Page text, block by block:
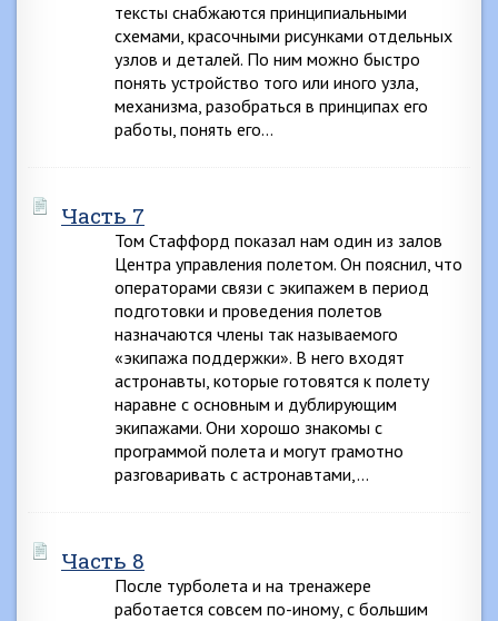
тексты снабжаются принципиальными
схемами, красочными рисунками отдельных
узлов и деталей. По ним можно быстро
понять устройство того или иного узла,
механизма, разобраться в принципах его
работы, понять его…
Часть 7
Том Стаффорд показал нам один из залов
Центра управления полетом. Он пояснил, что
операторами связи с экипажем в период
подготовки и проведения полетов
назначаются члены так называемого
«экипажа поддержки». В него входят
астронавты, которые готовятся к полету
наравне с основным и дублирующим
экипажами. Они хорошо знакомы с
программой полета и могут грамотно
разговаривать с астронавтами,…
Часть 8
После турболета и на тренажере
работается совсем по-иному, с большим